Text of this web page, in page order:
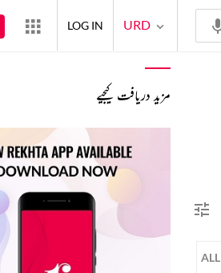
ALL
مزید دریافت کیجیے
URD
LOG IN